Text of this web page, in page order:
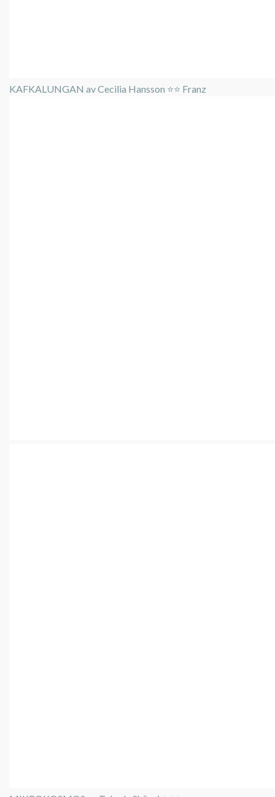
KAFKALUNGAN av Cecilia Hansson ⭐️⭐️ Franz